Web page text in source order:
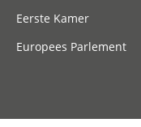
Eerste Kamer
Europees Parlement